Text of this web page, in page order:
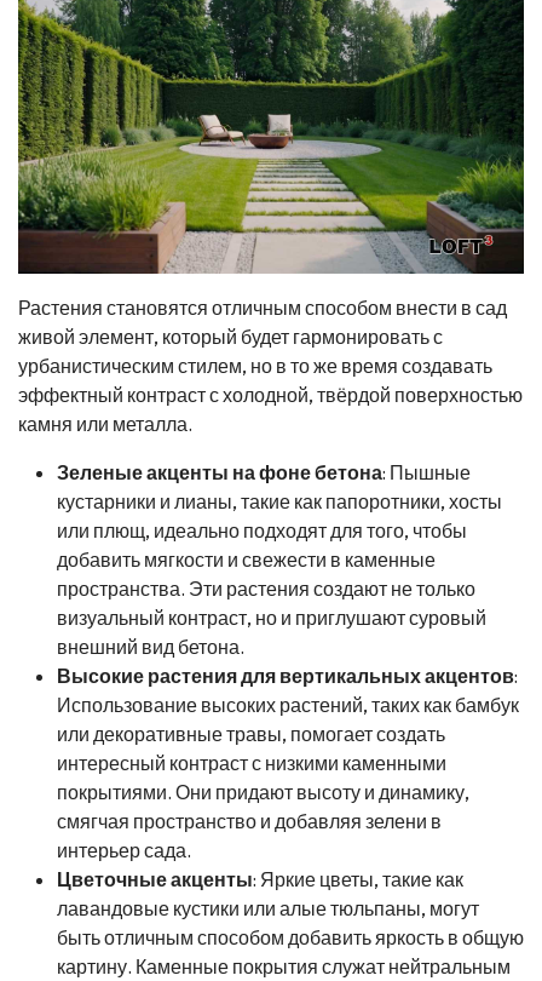
Растения становятся отличным способом внести в сад
живой элемент, который будет гармонировать с
урбанистическим стилем, но в то же время создавать
эффектный контраст с холодной, твёрдой поверхностью
камня или металла.
Зеленые акценты на фоне бетона: Пышные
кустарники и лианы, такие как папоротники, хосты
или плющ, идеально подходят для того, чтобы
добавить мягкости и свежести в каменные
пространства. Эти растения создают не только
визуальный контраст, но и приглушают суровый
внешний вид бетона.
Высокие растения для вертикальных акцентов:
Использование высоких растений, таких как бамбук
или декоративные травы, помогает создать
интересный контраст с низкими каменными
покрытиями. Они придают высоту и динамику,
смягчая пространство и добавляя зелени в
интерьер сада.
Цветочные акценты: Яркие цветы, такие как
лавандовые кустики или алые тюльпаны, могут
быть отличным способом добавить яркость в общую
картину. Каменные покрытия служат нейтральным